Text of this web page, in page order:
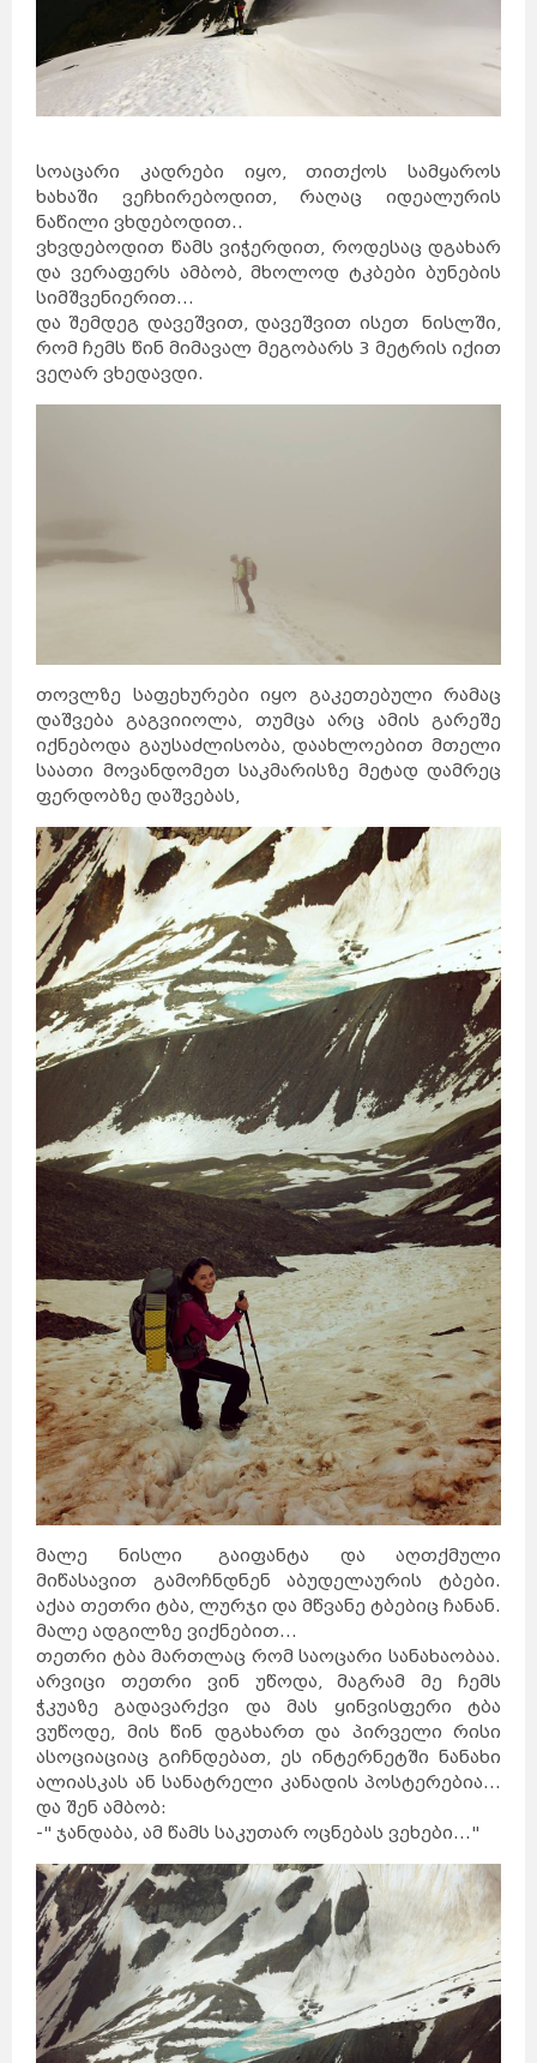
სოაცარი კადრები იყო, თითქოს სამყაროს
ხახაში ვეჩხირებოდით, რაღაც იდეალურის
ნაწილი ვხდებოდით..
ვხვდებოდით წამს ვიჭერდით, როდესაც დგახარ
და ვერაფერს ამბობ, მხოლოდ ტკბები ბუნების
სიმშვენიერით...
და შემდეგ დავეშვით, დავეშვით ისეთ ნისლში,
რომ ჩემს წინ მიმავალ მეგობარს 3 მეტრის იქით
ვეღარ ვხედავდი.
თოვლზე საფეხურები იყო გაკეთებული რამაც
დაშვება გაგვიიოლა, თუმცა არც ამის გარეშე
იქნებოდა გაუსაძლისობა, დაახლოებით მთელი
საათი მოვანდომეთ საკმარისზე მეტად დამრეც
ფერდობზე დაშვებას,
მალე ნისლი გაიფანტა და აღთქმული
მიწასავით გამოჩნდნენ აბუდელაურის ტბები.
აქაა თეთრი ტბა, ლურჯი და მწვანე ტბებიც ჩანან.
მალე ადგილზე ვიქნებით...
თეთრი ტბა მართლაც რომ საოცარი სანახაობაა.
არვიცი თეთრი ვინ უწოდა, მაგრამ მე ჩემს
ჭკუაზე გადავარქვი და მას ყინვისფერი ტბა
ვუწოდე, მის წინ დგახართ და პირველი რისი
ასოციაციაც გიჩნდებათ, ეს ინტერნეტში ნანახი
ალიასკას ან სანატრელი კანადის პოსტერებია...
და შენ ამბობ:
-" ჯანდაბა, ამ წამს საკუთარ ოცნებას ვეხები..."